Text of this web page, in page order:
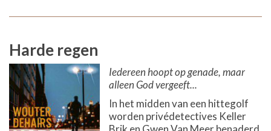
Harde regen
Iedereen hoopt op genade, maar
alleen God vergeeft...
In het midden van een hittegolf
worden privédetectives Keller